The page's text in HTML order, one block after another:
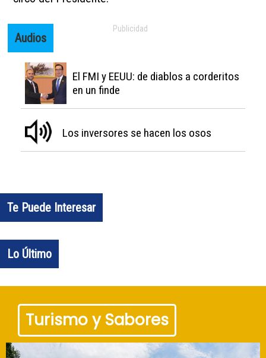
Audios
El FMI y EEUU: de diablos a corderitos
en un finde
Los inversores se hacen los osos
Te Puede Interesar
Lo Último